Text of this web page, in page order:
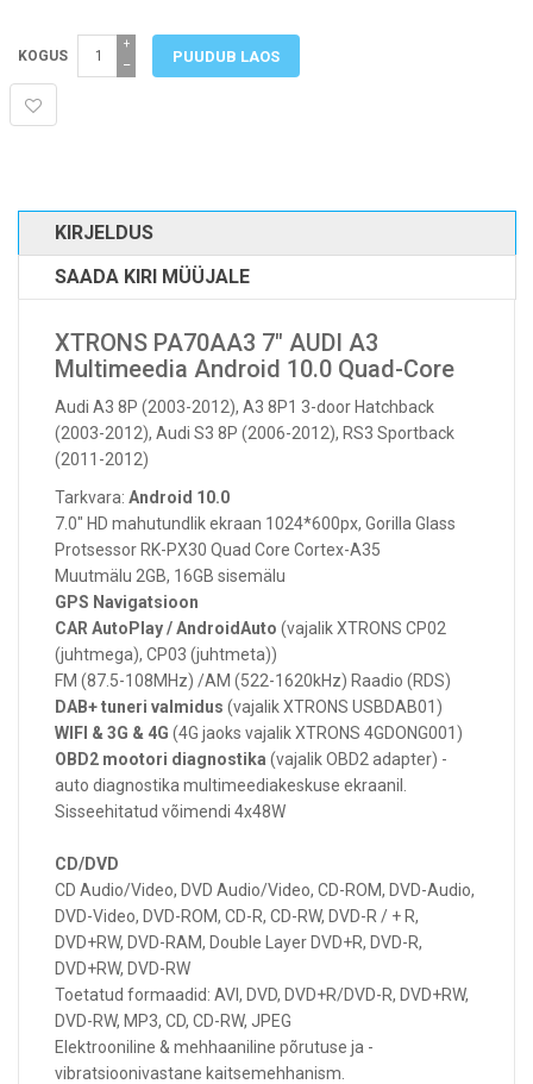
KOGUS −
+
KIRJELDUS
SAADA KIRI MÜÜJALE
XTRONS PA70AA3 7" AUDI A3
Multimeedia Android 10.0 Quad-Core
Audi A3 8P (2003-2012), A3 8P1 3-door Hatchback
(2003-2012), Audi S3 8P (2006-2012), RS3 Sportback
(2011-2012)
Tarkvara: Android 10.0
7.0" HD mahutundlik ekraan 1024*600px, Gorilla Glass
Protsessor RK-PX30 Quad Core Cortex-A35
Muutmälu 2GB, 16GB sisemälu
GPS Navigatsioon
CAR AutoPlay / AndroidAuto (vajalik XTRONS CP02
(juhtmega), CP03 (juhtmeta))
FM (87.5-108MHz) /AM (522-1620kHz) Raadio (RDS)
DAB+ tuneri valmidus (vajalik XTRONS USBDAB01)
WIFI & 3G & 4G (4G jaoks vajalik XTRONS 4GDONG001)
OBD2 mootori diagnostika (vajalik OBD2 adapter) -
auto diagnostika multimeediakeskuse ekraanil.
Sisseehitatud võimendi 4x48W
CD/DVD
CD Audio/Video, DVD Audio/Video, CD-ROM, DVD-Audio,
DVD-Video, DVD-ROM, CD-R, CD-RW, DVD-R / + R,
DVD+RW, DVD-RAM, Double Layer DVD+R, DVD-R,
DVD+RW, DVD-RW
Toetatud formaadid: AVI, DVD, DVD+R/DVD-R, DVD+RW,
DVD-RW, MP3, CD, CD-RW, JPEG
Elektrooniline & mehhaaniline põrutuse ja -
vibratsioonivastane kaitsemehhanism.